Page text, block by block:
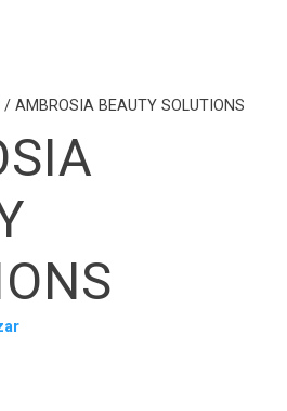
/ AMBROSIA BEAUTY SOLUTIONS